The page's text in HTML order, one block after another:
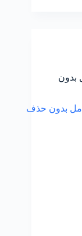
كوك +18 كامل بدون